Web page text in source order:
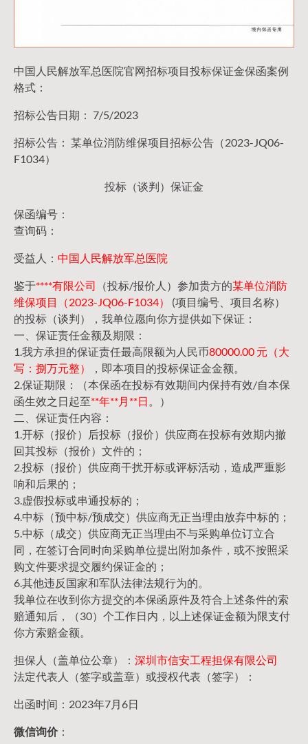
中国人民解放军总医院官网招标项目投标保证金保函案例
格式：
招标公告日期： 7/5/2023
招标公告： 某单位消防维保项目招标公告（2023-JQ06-
F1034）
投标（谈判）保证金
保函编号：
查询码：
受益人： 中国人民解放军总医院
鉴于****有限公司 （投标/报价人）参加贵方的某单位消防
维保项目（2023-JQ06-F1034）
(项目编号、项目名称）
的投标（谈判），我单位愿向你方提供如下保证：
一、保证责任金额及期限：
1.我方承担的保证责任最高限额为人民币80000.00 元（大
写：捌万元整）
，即本项目的投标保证金金额。
2.保证期限：（本保函在投标有效期间内保持有效/自本保
函生效之日起至**年**月**日 。）
二、保证责任内容：
1.开标（报价）后投标（报价）供应商在投标有效期内撤
回其投标（报价）文件的；
2.投标（报价）供应商干扰开标或评标活动，造成严重影
响和后果的；
3.虚假投标或串通投标的；
4.中标（预中标/预成交）供应商无正当理由放弃中标的；
5.中标（成交）供应商无正当理由不与采购单位订立合
同，在签订合同时向采购单位提出附加条件，或不按照采
购文件要求提交履约保证金的；
6.其他违反国家和军队法律法规行为的。
我单位在收到你方提交的本保函原件及符合上述条件的索
赔通知后，（30）个工作日内，以上述保证金额为限支付
你方索赔金额。
担保人（盖单位公章）： 深圳市信安工程担保有限公司
法定代表人（签字或盖章）或授权代表（签字）：
出函时间：2023年7月6日
微信询价：